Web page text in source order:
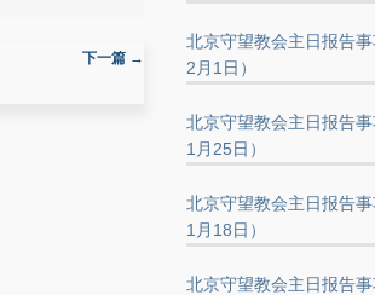
下一篇 →
北京守望教会主日报告
2月1日）
北京守望教会主日报告
1月25日）
北京守望教会主日报告
1月18日）
北京守望教会主日报告